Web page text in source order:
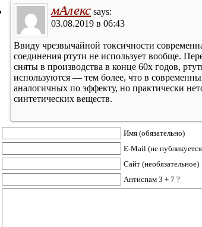
мАлекс says:
03.08.2019 в 06:43
Ввиду чрезвычайной токсичности
соединения ртути не использует вообще.
сняты в производства в конце 60х годов,
используются — тем более, что в
аналогичных по эффекту, но практически
синтетических веществ.
Имя (обязательно)
E-Mail (не
Сайт (необязательное)
Антиспам 3 + 7 ?